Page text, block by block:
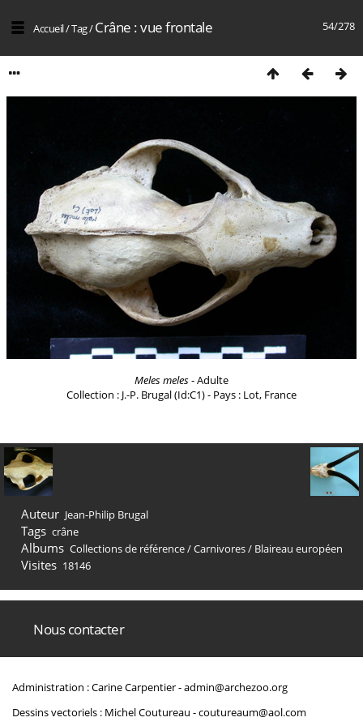
54/278
Accueil/Tag/Crâne : vue frontale
Meles meles- Adulte
Collection : J.-P. Brugal (Id:C1) - Pays : Lot, France
Auteur Jean-Philip Brugal
Tags crâne
Albums Collections de référence/Carnivores/ Blaireau européen
Visites 18146
Nous contacter
Administration : Carine Carpentier -admin@archezoo.org
Dessins vectoriels : Michel Coutureau -coutureaum@aol.com